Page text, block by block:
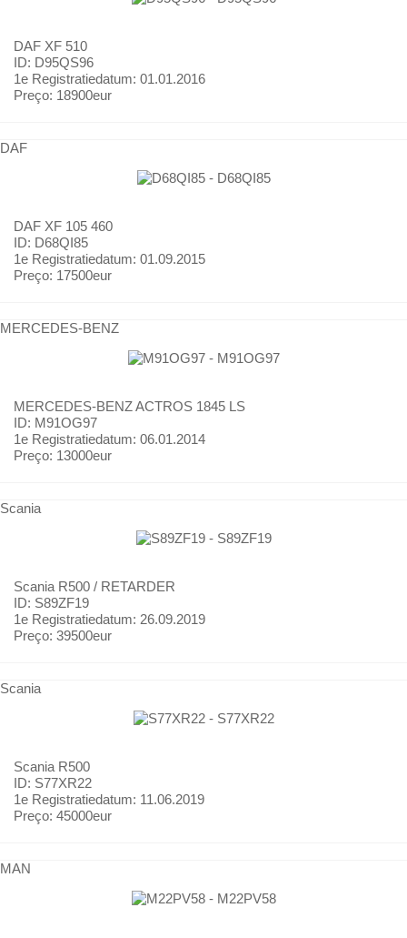
DAF XF 510
ID: D95QS96
1e Registratiedatum: 01.01.2016
Preço: 18900eur
DAF
DAF XF 105 460
ID: D68QI85
1e Registratiedatum: 01.09.2015
Preço: 17500eur
MERCEDES-BENZ
MERCEDES-BENZACTROS 1845 LS
ID: M91OG97
1e Registratiedatum: 06.01.2014
Preço: 13000eur
Scania
Scania R500 / RETARDER
ID: S89ZF19
1e Registratiedatum: 26.09.2019
Preço: 39500eur
Scania
Scania R500
ID: S77XR22
1e Registratiedatum: 11.06.2019
Preço: 45000eur
MAN